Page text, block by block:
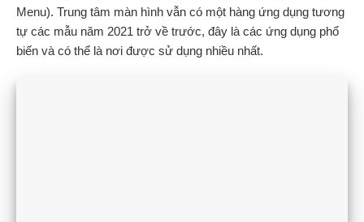
Menu). Trung tâm màn hình vẫn có một hàng ứng dụng tương
tự các mẫu năm 2021 trở về trước, đây là các ứng dụng phổ
biến và có thể là nơi được sử dụng nhiều nhất.